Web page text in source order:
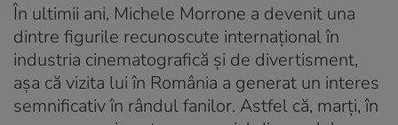
În ultimii ani, Michele Morrone a devenit una
dintre figurile recunoscute internațional în
industria cinematografică și de divertisment,
așa că vizita lui în România a generat un interes
semnificativ în rândul fanilor. Astfel că, marți, în